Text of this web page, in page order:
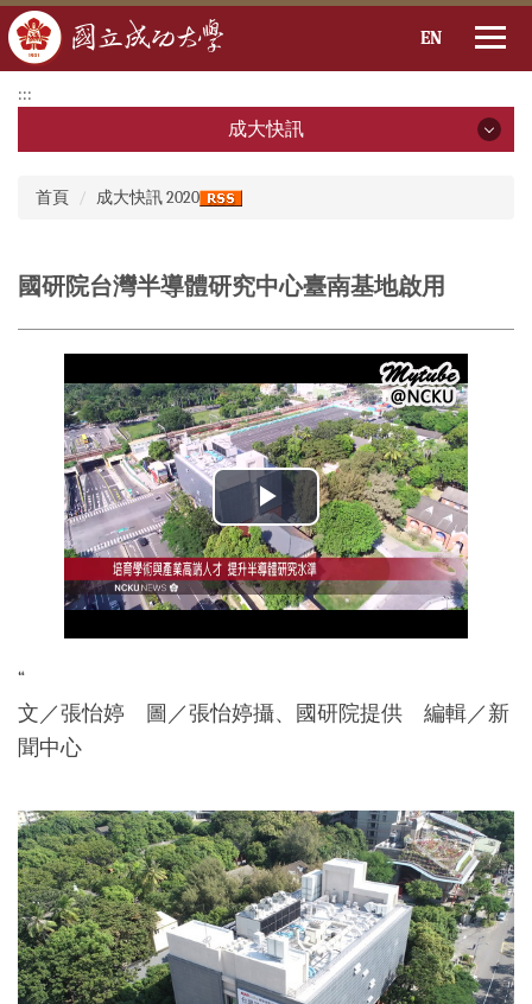
到
要
EN
:::
成大快訊
2025年
2024年
2023年
2022年
2021年
2020年
2019年
首頁
成大快訊 2020
國研院台灣半導體研究中心臺南基地啟用
“
文／張怡婷 圖／張怡婷攝、國研院提供 編輯／新
聞中心